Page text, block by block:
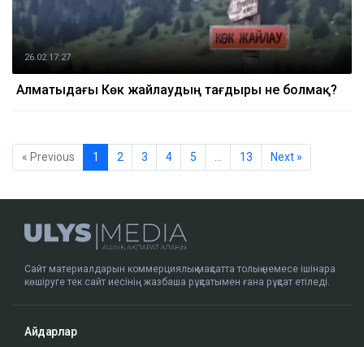
26.02 17:27
Алматыдағы Көк жайлаудың тағдыры не болмақ?
« Previous 1 2 3 4 5 … 13 Next »
Сайт материалдарын коммерциялық мақсатта толық немесе ішінара
көшіруге тек сайт иесінің жазбаша рұқсатымен ғана рұқсат етіледі.
Айдарлар